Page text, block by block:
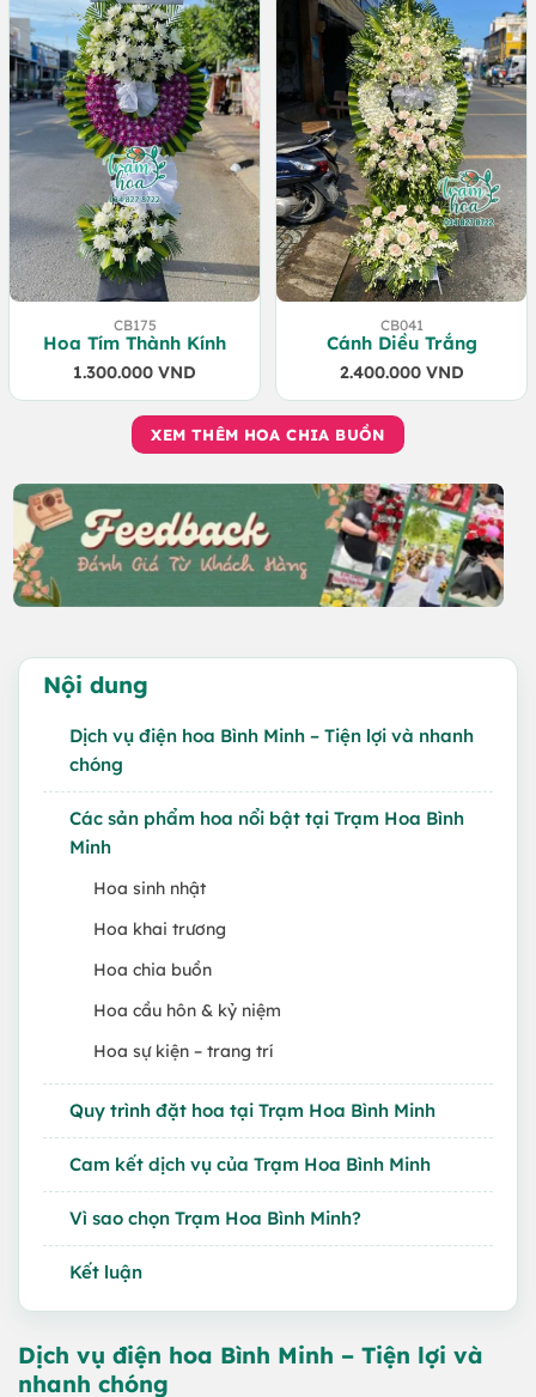
CB175
Hoa Tím Thành Kính
1.300.000 VND
CB041
Cánh Diều Trắng
2.400.000 VND
XEM THÊM HOA CHIA BUỒN
Nội dung
Dịch vụ điện hoa Bình Minh – Tiện lợi và nhanh
chóng
Các sản phẩm hoa nổi bật tại Trạm Hoa Bình
Minh
Hoa sinh nhật
Hoa khai trương
Hoa chia buồn
Hoa cầu hôn & kỷ niệm
Hoa sự kiện – trang trí
Quy trình đặt hoa tại Trạm Hoa Bình Minh
Cam kết dịch vụ của Trạm Hoa Bình Minh
Vì sao chọn Trạm Hoa Bình Minh?
Kết luận
Dịch vụ điện hoa Bình Minh – Tiện lợi và
nhanh chóng